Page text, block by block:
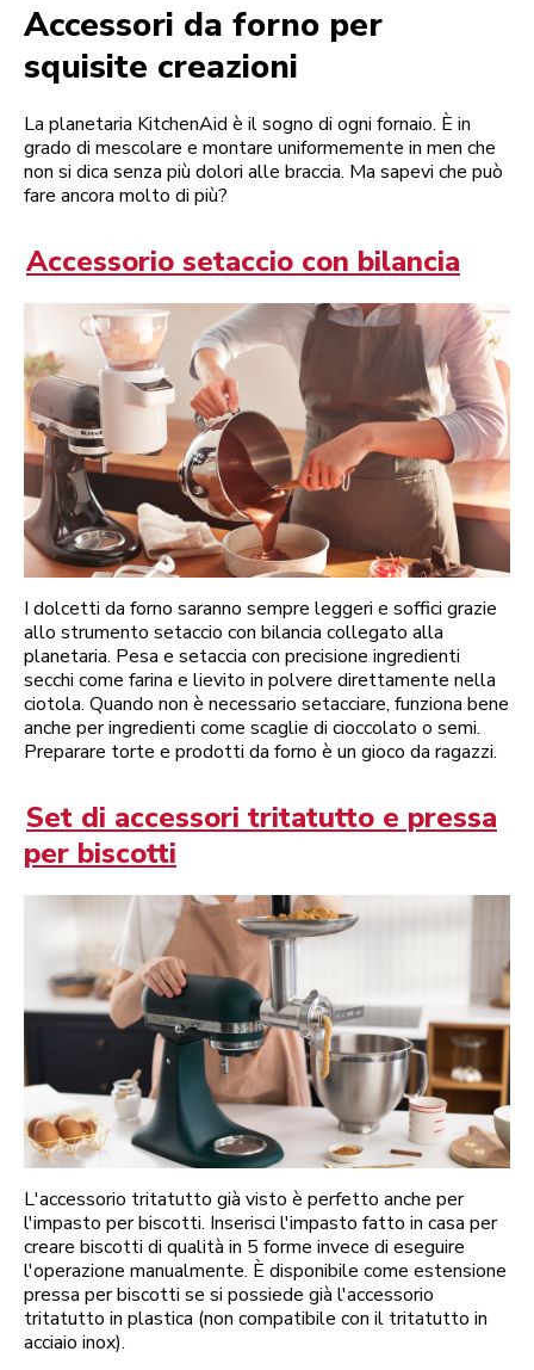
Accessori da forno per
squisite creazioni
La planetaria KitchenAid è il sogno di ogni fornaio. È in
grado di mescolare e montare uniformemente in men che
non si dica senza più dolori alle braccia. Ma sapevi che può
fare ancora molto di più?
Accessorio setaccio con bilancia
I dolcetti da forno saranno sempre leggeri e soffici grazie
allo strumento setaccio con bilancia collegato alla
planetaria. Pesa e setaccia con precisione ingredienti
secchi come farina e lievito in polvere direttamente nella
ciotola. Quando non è necessario setacciare, funziona bene
anche per ingredienti come scaglie di cioccolato o semi.
Preparare torte e prodotti da forno è un gioco da ragazzi.
Set di accessori tritatutto e pressa
per biscotti
L'accessorio tritatutto già visto è perfetto anche per
l'impasto per biscotti. Inserisci l'impasto fatto in casa per
creare biscotti di qualità in 5 forme invece di eseguire
l'operazione manualmente. È disponibile come estensione
pressa per biscotti se si possiede già l'accessorio
tritatutto in plastica (non compatibile con il tritatutto in
acciaio inox).